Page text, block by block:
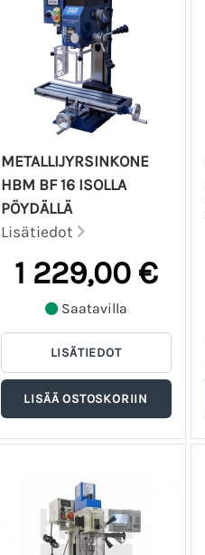
METALLIJYRSINKONE
HBM BF 16 ISOLLA
PÖYDÄLLÄ
Lisätiedot
1 229,00 €
Saatavilla